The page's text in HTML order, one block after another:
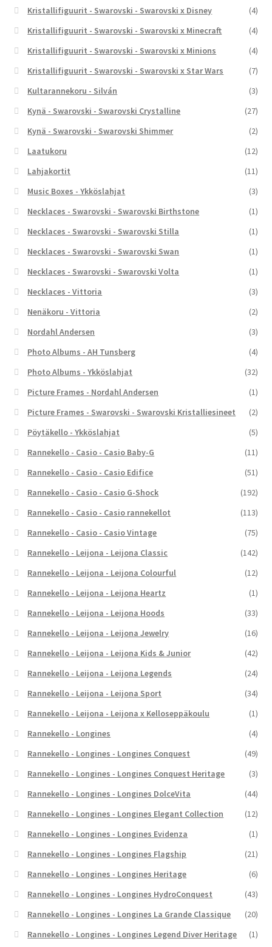
Kristallifiguurit - Swarovski - Swarovski x Disney
(4)
Kristallifiguurit - Swarovski - Swarovski x Minecraft
(4)
Kristallifiguurit - Swarovski - Swarovski x Minions
(4)
Kristallifiguurit - Swarovski - Swarovski x Star Wars
(7)
Kultarannekoru - Silván
(3)
Kynä - Swarovski - Swarovski Crystalline
(27)
Kynä - Swarovski - Swarovski Shimmer
(2)
Laatukoru
(12)
Lahjakortit
(11)
Music Boxes - Ykköslahjat
(3)
Necklaces - Swarovski - Swarovski Birthstone
(1)
Necklaces - Swarovski - Swarovski Stilla
(1)
Necklaces - Swarovski - Swarovski Swan
(1)
Necklaces - Swarovski - Swarovski Volta
(1)
Necklaces - Vittoria
(3)
Nenäkoru - Vittoria
(2)
Nordahl Andersen
(3)
Photo Albums - AH Tunsberg
(4)
Photo Albums - Ykköslahjat
(32)
Picture Frames - Nordahl Andersen
(1)
Picture Frames - Swarovski - Swarovski Kristalliesineet
(2)
Pöytäkello - Ykköslahjat
(5)
Rannekello - Casio - Casio Baby-G
(11)
Rannekello - Casio - Casio Edifice
(51)
Rannekello - Casio - Casio G-Shock
(192)
Rannekello - Casio - Casio rannekellot
(113)
Rannekello - Casio - Casio Vintage
(75)
Rannekello - Leijona - Leijona Classic
(142)
Rannekello - Leijona - Leijona Colourful
(12)
Rannekello - Leijona - Leijona Heartz
(1)
Rannekello - Leijona - Leijona Hoods
(33)
Rannekello - Leijona - Leijona Jewelry
(16)
Rannekello - Leijona - Leijona Kids & Junior
(42)
Rannekello - Leijona - Leijona Legends
(24)
Rannekello - Leijona - Leijona Sport
(34)
Rannekello - Leijona - Leijona x Kelloseppäkoulu
(1)
Rannekello - Longines
(4)
Rannekello - Longines - Longines Conquest
(49)
Rannekello - Longines - Longines Conquest Heritage
(3)
Rannekello - Longines - Longines DolceVita
(44)
Rannekello - Longines - Longines Elegant Collection
(12)
Rannekello - Longines - Longines Evidenza
(1)
Rannekello - Longines - Longines Flagship
(21)
Rannekello - Longines - Longines Heritage
(6)
Rannekello - Longines - Longines HydroConquest
(43)
Rannekello - Longines - Longines La Grande Classique
(20)
Rannekello - Longines - Longines Legend Diver Heritage
(1)